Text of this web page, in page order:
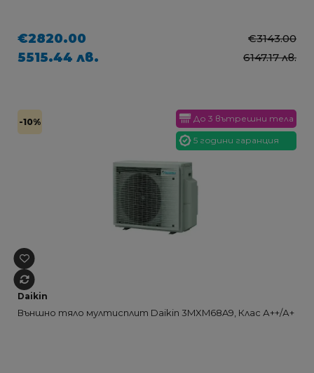
€2820.00 €3143.00
5515.44 лв. 6147.17 лв.
-10% До 3 вътрешни тела
5 години гаранция
Daikin
Външно тяло мултисплит Daikin 3MXM68A9, Клас А++/А+